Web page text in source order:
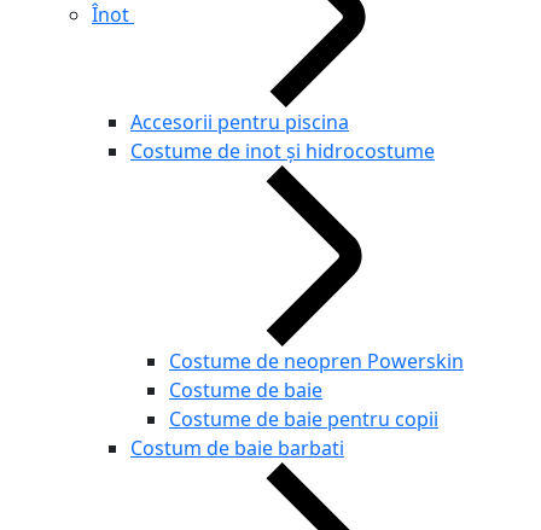
Înot
Accesorii pentru piscina
Costume de inot și hidrocostume
Costume de neopren Powerskin
Costume de baie
Costume de baie pentru copii
Costum de baie barbati